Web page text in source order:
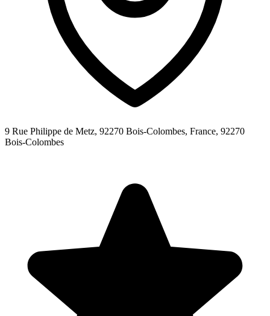
9 Rue Philippe de Metz, 92270 Bois-Colombes, France, 92270
Bois-Colombes